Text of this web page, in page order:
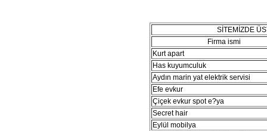
SİTEMİZDE
Firma ismi
Kurt apart
Has kuyumculuk
Aydın marin yat elektrik servisi
Efe evkur
Çiçek evkur spot e?ya
Secret hair
Eylül mobilya